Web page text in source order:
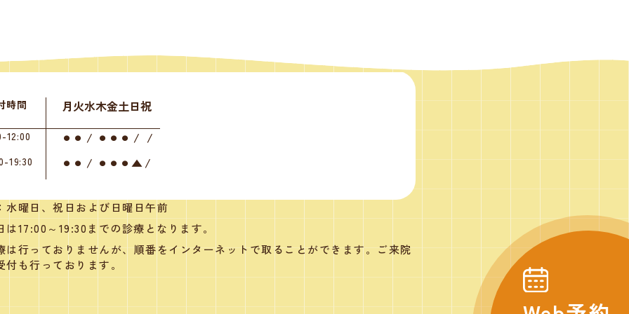
時間 月火水木金土日祝
12:00 ⚫︎ ⚫︎ / ⚫︎ ⚫︎ ⚫︎ / /
19:30 ⚫︎ ⚫︎ / ⚫︎ ⚫︎ ⚫︎ ▲/
水曜日、祝日および日曜日午前
17:00～19:30までの診療となります。
は行っておりませんが、順番をインターネットで取ることができます。ご来院
付も行っております。